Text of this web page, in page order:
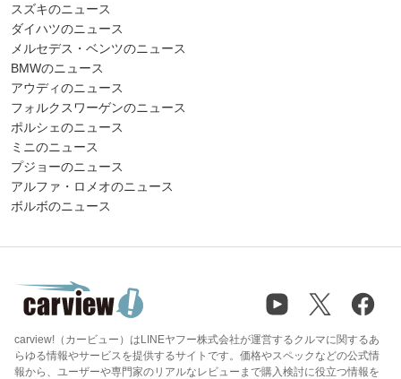
スズキのニュース
ダイハツのニュース
メルセデス・ベンツのニュース
BMWのニュース
アウディのニュース
フォルクスワーゲンのニュース
ポルシェのニュース
ミニのニュース
プジョーのニュース
アルファ・ロメオのニュース
ボルボのニュース
carview!（カービュー）はLINEヤフー株式会社が運営するクルマに関するあ
らゆる情報やサービスを提供するサイトです。価格やスペックなどの公式情
報から、ユーザーや専門家のリアルなレビューまで購入検討に役立つ情報を